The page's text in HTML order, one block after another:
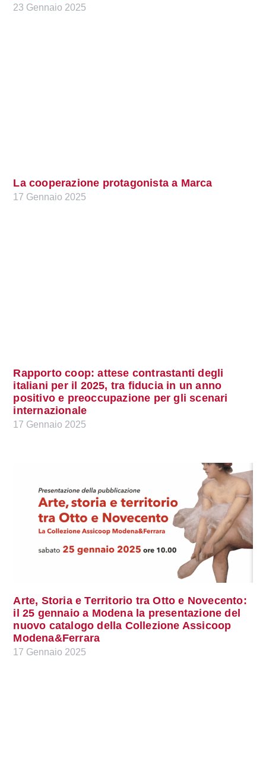
23 Gennaio 2025
La cooperazione protagonista a Marca
17 Gennaio 2025
Rapporto coop: attese contrastanti degli
italiani per il 2025, tra fiducia in un anno
positivo e preoccupazione per gli scenari
internazionale
17 Gennaio 2025
Arte, Storia e Territorio tra Otto e Novecento:
il 25 gennaio a Modena la presentazione del
nuovo catalogo della Collezione Assicoop
Modena&Ferrara
17 Gennaio 2025